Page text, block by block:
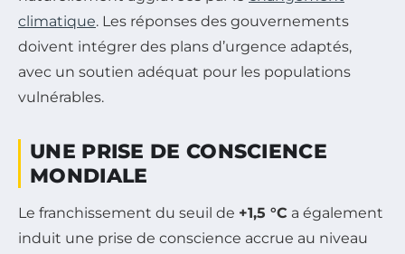
climatique. Les réponses des gouvernements
doivent intégrer des plans d’urgence adaptés,
avec un soutien adéquat pour les populations
vulnérables.
UNE PRISE DE CONSCIENCE
MONDIALE
Le franchissement du seuil de +1,5 °C a également
induit une prise de conscience accrue au niveau